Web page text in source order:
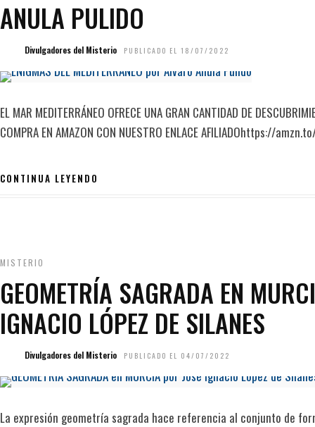
ANULA PULIDO
Divulgadores del Misterio PUBLICADO EL 18/07/2022
EL MAR MEDITERRÁNEO OFRECE UNA GRAN CANTIDAD DE
COMPRA EN AMAZON CON NUESTRO ENLACE AFILIADOhttps://
CONTINUA LEYENDO
MISTERIO
GEOMETRÍA SAGRADA EN
IGNACIO LÓPEZ DE SILANES
Divulgadores del Misterio PUBLICADO EL 04/07/2022
La expresión geometría sagrada hace referencia al conjunto de